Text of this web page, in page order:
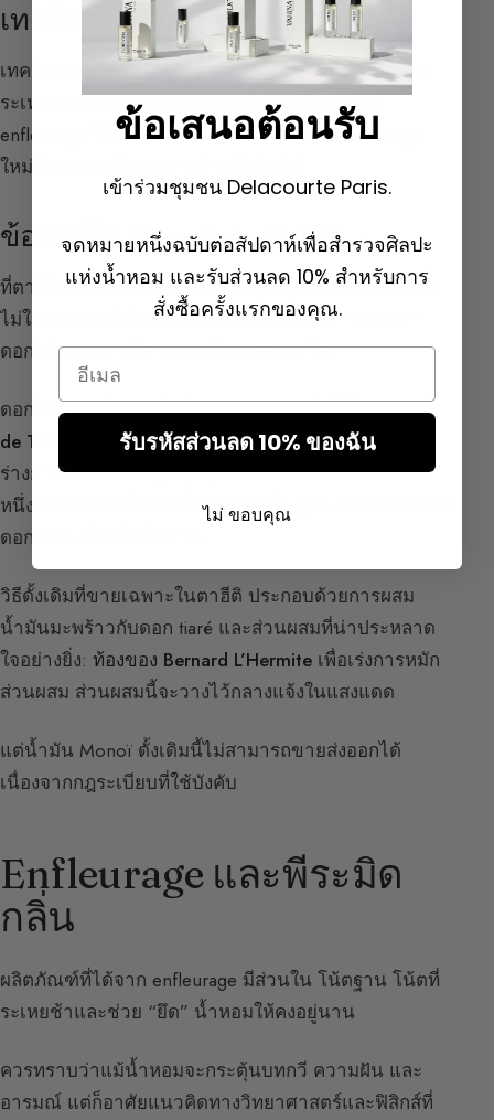
เทคนิค enfleurage ในปัจจุบัน
เทคนิคเก่าแก่นี้ถูกแทนที่ด้วยการสกัดด้วยตัวทำละลาย
ระเหยและการสกัดด้วย CO2 หรือ sofact ปัจจุบัน
enfleurage ใช้น้อยมาก แต่มีความคิดริเริ่ม enfleurage
ใหม่ที่ Grasse โดยเฉพาะสำหรับทิวลิป
ข้อยกเว้น Monoï de Tahiti
ที่ตาฮีติ ยังมีการดำเนินการ enfleurage อย่างเงียบเชียบ
ไม่ใช่บนกรอบไม้แบบศตวรรษที่ 18 แต่โดย “การแช่”
ดอกไม้ Monoï หรือ Tiaré เป็นเวลา 10 วัน
ดอกไม้เหล่านี้บำบัดในน้ำมันมะพร้าว เพื่อให้ได้Monoï
de Tahiti
ที่มีการรับรองแหล่งกำเนิด น้ำมันนี้ใช้บน
ร่างกายหรือผมโดยผู้หญิง ผู้ชาย และเด็ก ยังคงเป็นส่วน
หนึ่งของประเพณีและพิธีกรรมท้องถิ่น รู้จัก Monoï แท้จาก
ดอก tiaré ที่วางไว้ในขวด
วิธีดั้งเดิมที่ขายเฉพาะในตาฮีติ ประกอบด้วยการผสม
น้ำมันมะพร้าวกับดอก tiaré และส่วนผสมที่น่าประหลาด
ใจอย่างยิ่ง: ท้องของ Bernard L’Hermite เพื่อเร่งการหมัก
ส่วนผสม ส่วนผสมนี้จะวางไว้กลางแจ้งในแสงแดด
แต่น้ำมัน Monoï ดั้งเดิมนี้ไม่สามารถขายส่งออกได้
เนื่องจากกฎระเบียบที่ใช้บังคับ
Enfleurage และพีระมิด
กลิ่น
ผลิตภัณฑ์ที่ได้จาก enfleurage มีส่วนใน โน้ตฐาน โน้ตที่
ระเหยช้าและช่วย “ยึด” น้ำหอมให้คงอยู่นาน
ควรทราบว่าแม้น้ำหอมจะกระตุ้นบทกวี ความฝัน และ
อารมณ์ แต่ก็อาศัยแนวคิดทางวิทยาศาสตร์และฟิสิกส์ที่
ข้อเสนอต้อนรับ
เข้าร่วมชุมชน Delacourte Paris.
จดหมายหนึ่งฉบับต่อสัปดาห์เพื่อสำรวจศิลปะ
แห่งน้ำหอม และรับส่วนลด 10% สำหรับการ
สั่งซื้อครั้งแรกของคุณ.
Email
รับรหัสส่วนลด 10% ของฉัน
ไม่ ขอบคุณ